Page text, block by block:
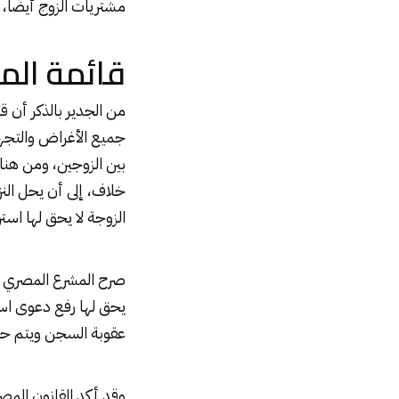
مشتريات الزوج
قائمة
من الجدير بالذكر
جميع الأغراض
بين الزوجين، ومن
خلاف، إلى أن يحل
الزوجة لا يحق لها
صرح المشرع المصري
يحق لها رفع دعوى
عقوبة السجن ويتم